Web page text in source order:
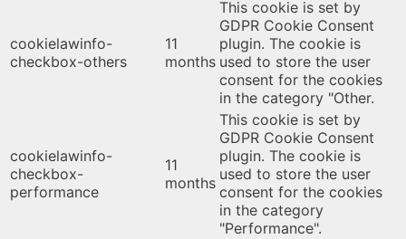
cookielawinfo-
checkbox-others
11
months
This cookie is set by
GDPR Cookie Consent
plugin. The cookie is
used to store the user
consent for the cookies
in the category "Other.
cookielawinfo-
checkbox-
performance
11
months
This cookie is set by
GDPR Cookie Consent
plugin. The cookie is
used to store the user
consent for the cookies
in the category
"Performance".